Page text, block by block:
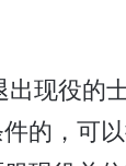
现役的
的，可